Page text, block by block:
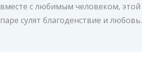
вместе с любимым человеком, этой
паре сулят благоденствие и любовь.